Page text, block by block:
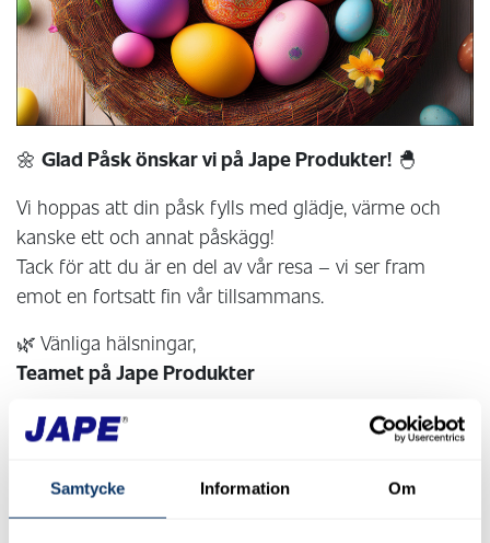
Samtycke Information Om
🌼 Glad Påsk önskar vi på Jape Produkter! 🐣
Vi hoppas att din påsk fylls med glädje, värme och
kanske ett och annat påskägg!
Tack för att du är en del av vår resa – vi ser fram
emot en fortsatt fin vår tillsammans.
🌿 Vänliga hälsningar,
Teamet på Jape Produkter
PS! Kolla gärna in vår påskhälsning på SoMe.